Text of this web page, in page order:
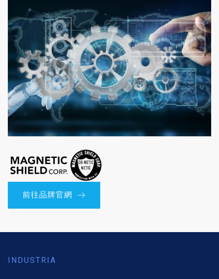
前往品牌官網
INDUSTRIA